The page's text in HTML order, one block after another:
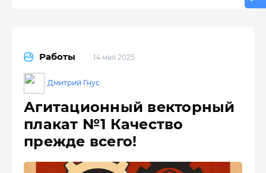
Работы 14 мая 2025
Дмитрий Гнус
Агитационный векторный
плакат №1 Качество
прежде всего!